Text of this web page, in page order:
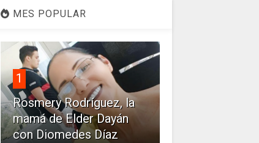
MES POPULAR
1
Rosmery Rodríguez, la
mamá de Elder Dayán
con Diomedes Díaz